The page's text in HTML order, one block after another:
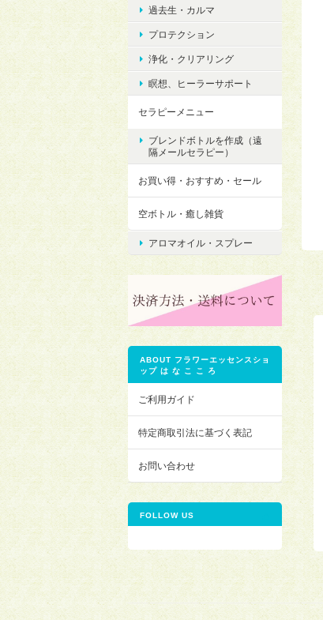
過去生・カルマ
プロテクション
浄化・クリアリング
瞑想、ヒーラーサポート
セラピーメニュー
ブレンドボトルを作成（遠
隔メールセラピー）
お買い得・おすすめ・セール
空ボトル・癒し雑貨
アロマオイル・スプレー
ABOUT フラワーエッセンスショ
ップ は な こ こ ろ
ご利用ガイド
特定商取引法に基づく表記
お問い合わせ
FOLLOW US